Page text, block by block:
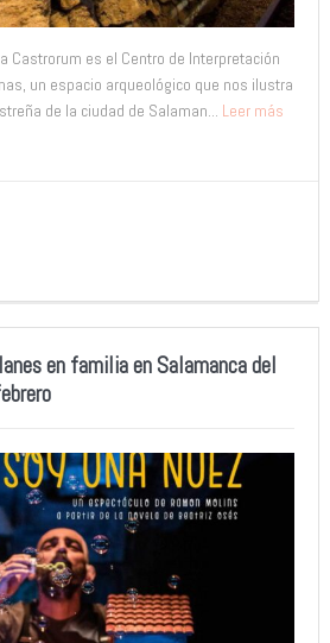
Castrorum es el Centro de Interpretación
un espacio arqueológico que nos ilustra
de la ciudad de Salaman... Leer más
en familia en Salamanca del